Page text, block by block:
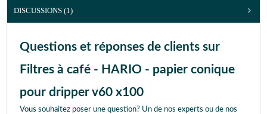
DISCUSSIONS (1)
Questions et réponses de clients sur
Filtres à café - HARIO - papier conique
pour dripper v60 x100
Vous souhaitez poser une question? Un de nos experts ou de nos